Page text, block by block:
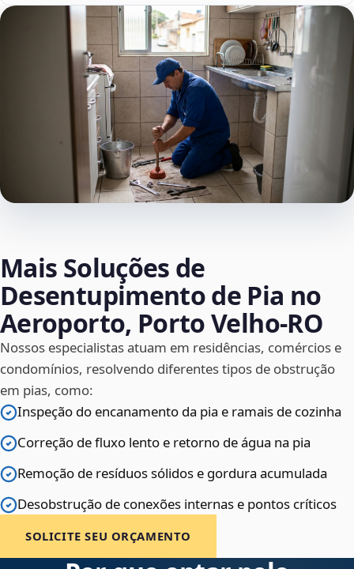
Mais Soluções de
Desentupimento de Pia no
Aeroporto, Porto Velho‑RO
Nossos especialistas atuam em residências, comércios e
condomínios, resolvendo diferentes tipos de obstrução
em pias, como:
Inspeção do encanamento da pia e ramais de cozinha
Correção de fluxo lento e retorno de água na pia
Remoção de resíduos sólidos e gordura acumulada
Desobstrução de conexões internas e pontos críticos
SOLICITE SEU ORÇAMENTO